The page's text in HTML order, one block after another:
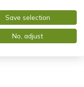
Energieausweis
Fertigstellung
Save selection
No, adjust